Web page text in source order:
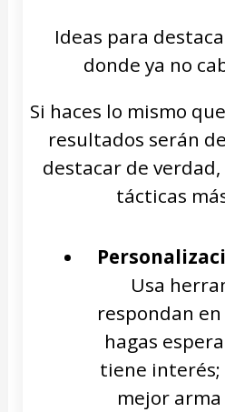
Ideas para
donde ya no
Si haces lo mismo
resultados serán
destacar de
tácticas
Usa
respondan
hagas
tiene interés;
mejor